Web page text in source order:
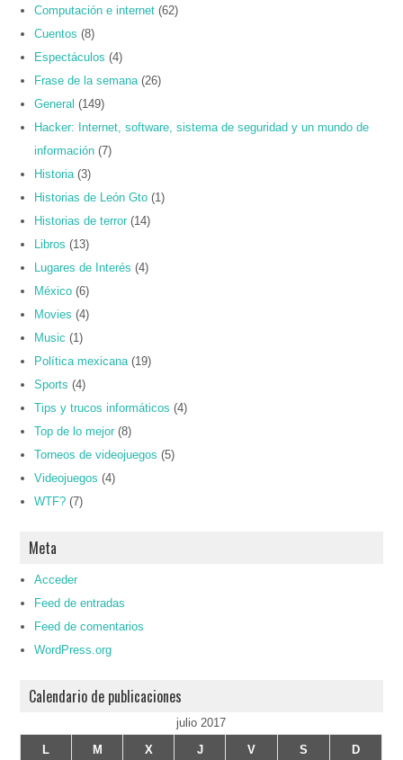
Computación e internet (62)
Cuentos (8)
Espectáculos (4)
Frase de la semana (26)
General (149)
Hacker: Internet, software, sistema de seguridad y un mundo de
información (7)
Historia (3)
Historias de León Gto (1)
Historias de terror (14)
Libros (13)
Lugares de Interés (4)
México (6)
Movies (4)
Music (1)
Política mexicana (19)
Sports (4)
Tips y trucos informáticos (4)
Top de lo mejor (8)
Torneos de videojuegos (5)
Videojuegos (4)
WTF? (7)
Meta
Acceder
Feed de entradas
Feed de comentarios
WordPress.org
Calendario de publicaciones
julio 2017
L
M X J V S D